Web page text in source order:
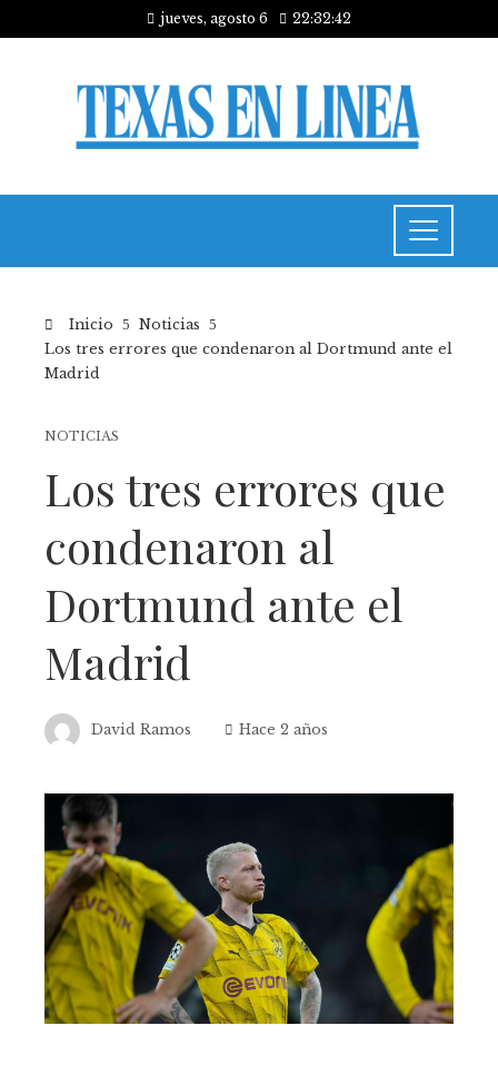
jueves, agosto 6 22:32:43
Inicio
Noticias
Los tres errores que condenaron al Dortmund ante el
Madrid
NOTICIAS
Los tres errores que
condenaron al
Dortmund ante el
Madrid
David Ramos Hace 2 años